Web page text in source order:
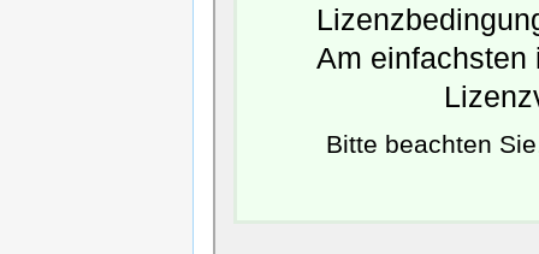
Am einfachsten
Bitte beachten